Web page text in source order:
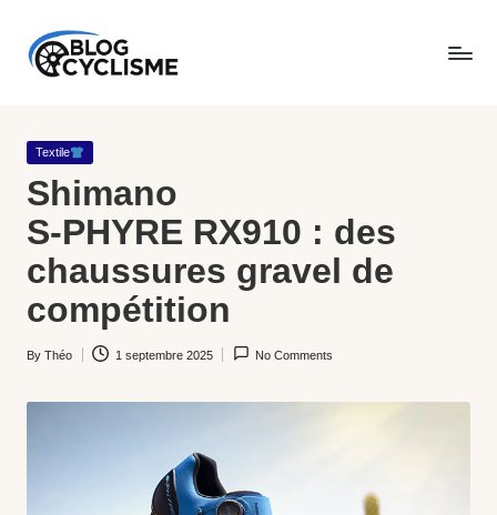
Skip
l
o
g
C
y
cl
is
m
goudron
aux
chemins,
BlogCyclisme.fr
du
Posted
Textile
Shimano
S‑PHYRE RX910 : des
chaussures gravel de
compétition
Posted
By Théo 1 septembre 2025 No Comments